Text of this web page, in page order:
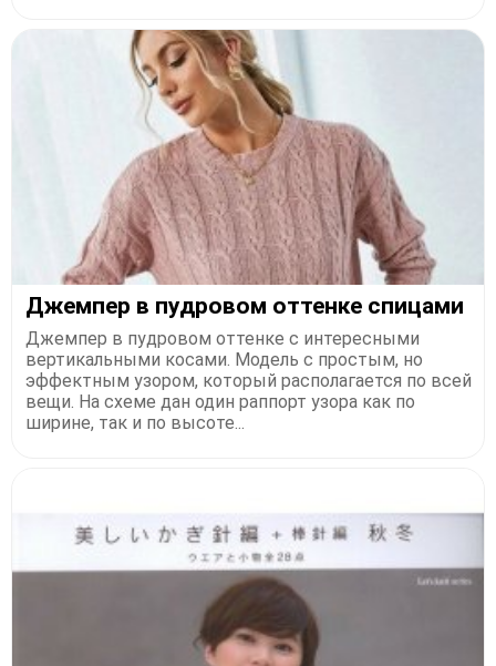
Джемпер в пудровом оттенке спицами
Джемпер в пудровом оттенке с интересными
вертикальными косами. Модель с простым, но
эффектным узором, который располагается по всей
вещи. На схеме дан один раппорт узора как по
ширине, так и по высоте...